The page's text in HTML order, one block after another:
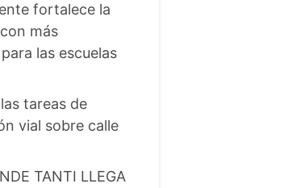
fortalece la
más
las escuelas
tareas de
vial sobre calle
TANTI LLEGA